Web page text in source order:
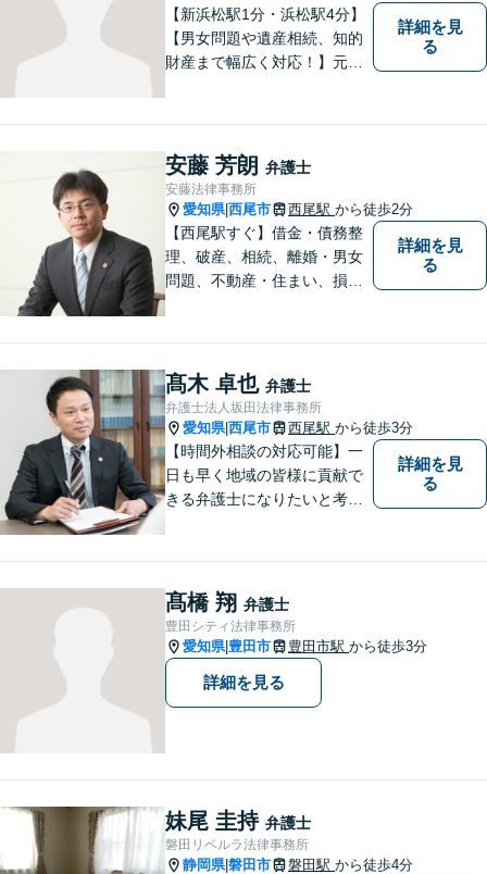
【新浜松駅1分・浜松駅4分】
【男女問題や遺産相続、知的
財産まで幅広く対応！】元裁
様との信頼関係を第一に、事
件解決を推敲してまいりま
す。
詳細を見
る
安藤 芳朗 弁護士
安藤法律事務所
愛知県|西尾市 西尾駅 から徒歩2分
【西尾駅すぐ】借金・債務整
理、破産、相続、離婚・男女
問題、不動産・住まい、損害
詳細を見
る
髙木 卓也 弁護士
弁護士法人坂田法律事務所
愛知県|西尾市 西尾駅 から徒歩3分
【時間外相談の対応可能】一
日も早く地域の皆様に貢献で
きる弁護士になりたいと考え
ださい
詳細を見
る
髙橋 翔 弁護士
豊田シティ法律事務所
愛知県| 豊田市 豊田市駅 から徒歩3分
詳細を見る
妹尾 圭持 弁護士
磐田リベルラ法律事務所
静岡県|磐田市 磐田駅 から徒歩4分